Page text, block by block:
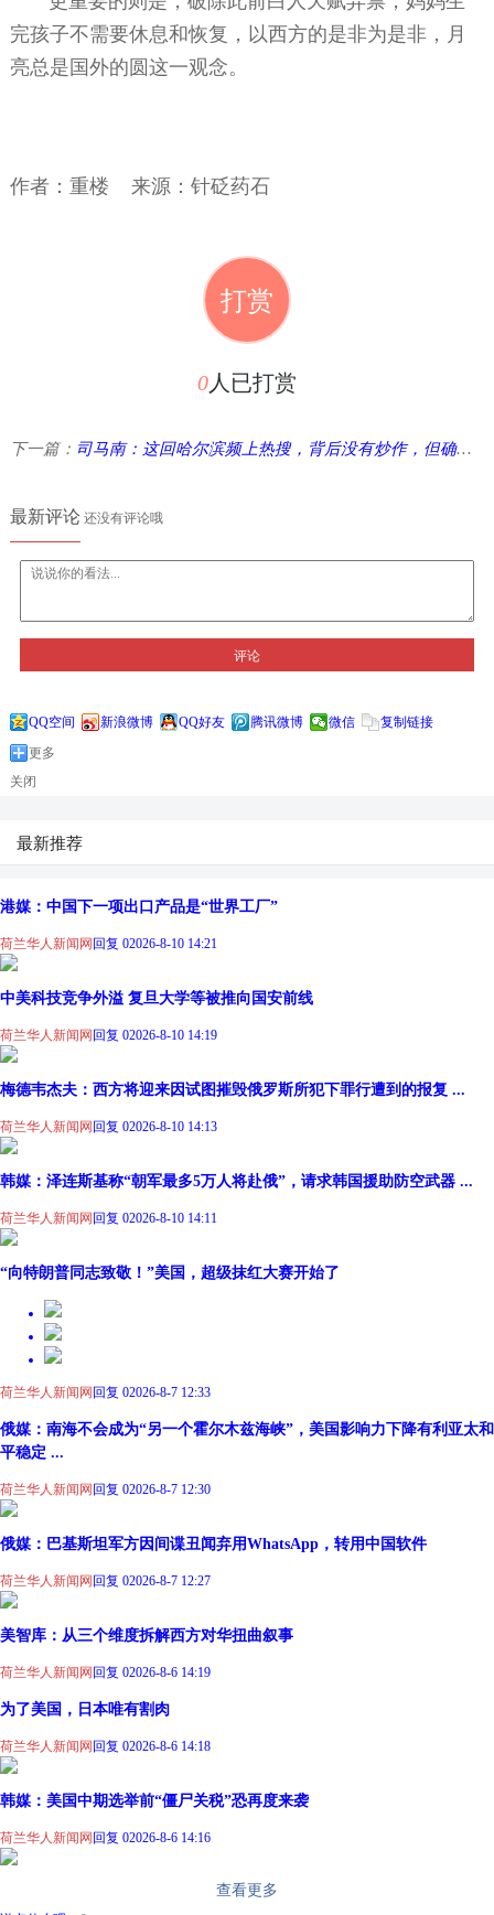
完孩子不需要休息和恢复，以西方的是非为是非，月
亮总是国外的圆这一观念。
作者：重楼 来源：针砭药石
打赏
0人已打赏
下一篇： 司马南：这回哈尔滨频上热搜，背后没有炒作，但确实有高人！ ...
最新评论还没有评论哦
评论
QQ空间 新浪微博 QQ好友 腾讯微博 微信
复制链接
更多
关闭
最新推荐
港媒：中国下一项出口产品是“世界工厂”
荷兰华人新闻网回复 02026-8-10 14:21
中美科技竞争外溢 复旦大学等被推向国安前线
荷兰华人新闻网回复 02026-8-10 14:19
梅德韦杰夫：西方将迎来因试图摧毁俄罗斯所犯下罪行遭到的报复 ...
荷兰华人新闻网 回复 02026-8-10 14:13
韩媒：泽连斯基称“朝军最多5万人将赴俄”，请求韩国援助防空武器 ...
荷兰华人新闻网 回复 02026-8-10 14:11
“向特朗普同志致敬！”美国，超级抹红大赛开始了
荷兰华人新闻网 回复 02026-8-7 12:33
俄媒：南海不会成为“另一个霍尔木兹海峡”，美国影响力下降有利亚太和
平稳定 ...
荷兰华人新闻网 回复 02026-8-7 12:30
俄媒：巴基斯坦军方因间谍丑闻弃用WhatsApp，转用中国软件
荷兰华人新闻网 回复 02026-8-7 12:27
美智库：从三个维度拆解西方对华扭曲叙事
荷兰华人新闻网 回复 02026-8-6 14:19
为了美国，日本唯有割肉
荷兰华人新闻网 回复 02026-8-6 14:18
韩媒：美国中期选举前“僵尸关税”恐再度来袭
荷兰华人新闻网 回复 02026-8-6 14:16
查看更多